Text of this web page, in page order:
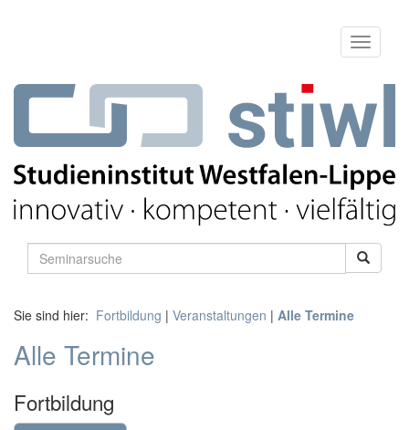
Sie sind hier: Fortbildung | Veranstaltungen | Alle Termine
Alle Termine
Fortbildung